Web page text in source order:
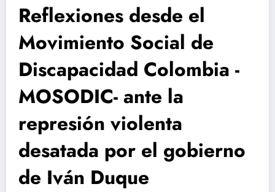
Reflexiones desde el
Movimiento Social de
Discapacidad Colombia -
MOSODIC- ante la
represión violenta
desatada por el gobierno
de Iván Duque